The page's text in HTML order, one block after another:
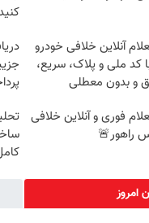
کنید
آنلاین خلافی خودرو
کد ملی و پلاک، سریع،
و بدون معطلی
فوری و آنلاین خلافی
راهور🚨
امروز